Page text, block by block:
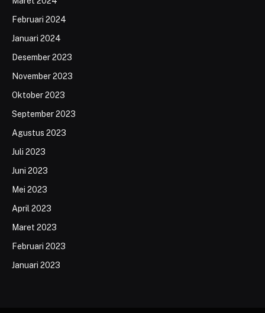
Februari 2024
Januari 2024
Desember 2023
November 2023
Oktober 2023
September 2023
Agustus 2023
Juli 2023
Juni 2023
Mei 2023
April 2023
Maret 2023
Februari 2023
Januari 2023